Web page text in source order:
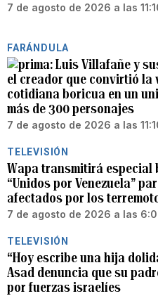
7 de agosto de 2026 a las
FARÁNDULA
Luis Villafañe y
el creador que convirtió la
cotidiana boricua en un
más de 300 personajes
7 de agosto de 2026 a las
TELEVISIÓN
Wapa transmitirá especial
“Unidos por Venezuela”
afectados por los
7 de agosto de 2026 a las
TELEVISIÓN
“Hoy escribe una hija
Asad denuncia que su
por fuerzas israelíes